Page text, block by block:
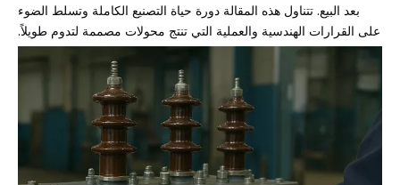
بعد البيع. تتناول هذه المقالة دورة حياة التصنيع الكاملة وتسلط الضوء
على القرارات الهندسية والعملية التي تنتج محولات مصممة لتدوم طويلاً.